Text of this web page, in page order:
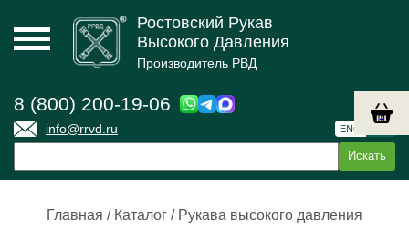
Ростовский Рукав
Высокого Давления
Производитель РВД
8 (800) 200-19-06
info@rrvd.ru ENG
Главная / Каталог / Рукава высокого давления